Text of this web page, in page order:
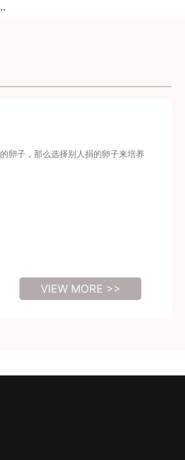
，百万年薪半天归
卵子，那么选择别人捐的卵子来培养
VIEW MORE >>